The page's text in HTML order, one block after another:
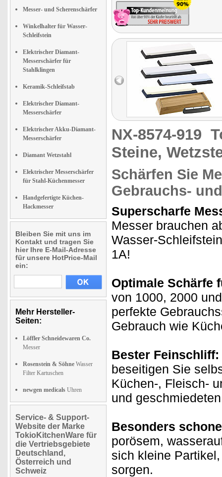
Messer- und Scherenschärfer
Winkelhalter für Wasser-
Schleifstein
Elektrischer Diamant-
Messerschärfer für
Stahlklingen
Keramik-Schleifstab
Elektrischer Diamant-
Messerschärfer
Elektrischer Akku-Diamant-
Messerschärfer
Diamant Wetzstahl
Elektrischer Messerschärfer
für Stahl-Küchenmesser
Handgefertigte Küchen-
Hackmesser
Bleiben Sie mit uns im
Kontakt und tragen Sie
hier Ihre E-Mail-Adresse
für unsere HotPrice-Mail
ein:
Mehr Hersteller-
Seiten:
Löffler Schneidewaren Co.
Messer
Rosenstein & Söhne Wasser
Filter Kartuschen
newgen medicals Uhren
Service- & Support-
Website der Marke
TokioKitchenWare für
die Vertriebsgebiete
Deutschland,
Österreich und
Schweiz
NX-8574-919
Steine,
Schärfen Sie
Gebrauchs-
Superscharfe
Messer brauchen
Wasser-
1A!
Optimale Schärfe
von 1000, 2000
perfekte
Gebrauch wie
Bester Feinschliff:
beseitigen Sie
Küchen-, Fleisch-
und
Besonders
porösem,
sich kleine
sorgen.